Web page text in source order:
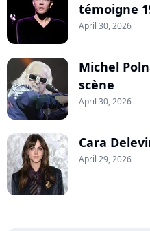
témoigne
April 30, 2026
Michel
scène
April 30, 2026
Cara
April 29, 2026